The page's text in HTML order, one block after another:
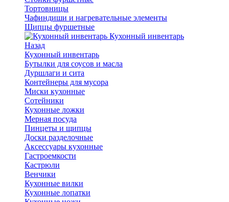
Тортовницы
Чафиндиши и нагревательные элементы
Щипцы фуршетные
Кухонный инвентарь
Назад
Кухонный инвентарь
Бутылки для соусов и масла
Дуршлаги и сита
Контейнеры для мусора
Миски кухонные
Сотейники
Кухонные ложки
Мерная посуда
Пинцеты и щипцы
Доски разделочные
Аксессуары кухонные
Гастроемкости
Кастрюли
Венчики
Кухонные вилки
Кухонные лопатки